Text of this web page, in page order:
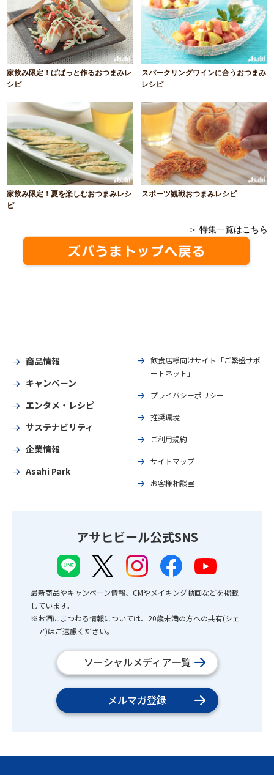
家飲み限定！ぱぱっと作るおつまみレ
シピ
スパークリングワインに合うおつまみ
レシピ
家飲み限定！夏を楽しむおつまみレシ
ピ
スポーツ観戦おつまみレシピ
＞ 特集一覧はこちら
商品情報
キャンペーン
エンタメ・レシピ
サステナビリティ
企業情報
Asahi Park
飲食店様向けサイト「ご繁盛サポ
ートネット」
プライバシーポリシー
推奨環境
ご利用規約
サイトマップ
お客様相談室
アサヒビール公式SNS
最新商品やキャンペーン情報、CMやメイキング動画などを掲載
しています。
※お酒にまつわる情報については、20歳未満の方への共有(シェ
ア)はご遠慮ください。
ソーシャルメディア一覧
メルマガ登録